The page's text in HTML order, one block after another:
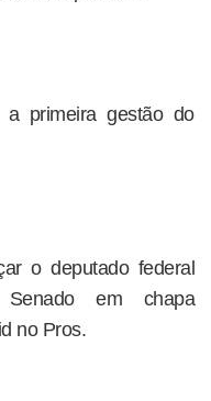
primeira gestão do
o deputado federal
em chapa
no Pros.